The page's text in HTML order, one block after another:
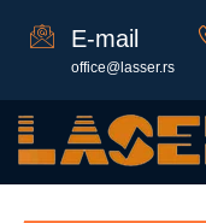
E-mail
office@lasser.rs